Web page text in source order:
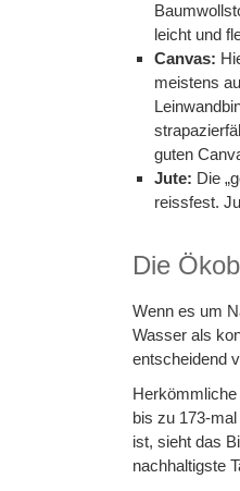
leicht und
Canvas:
meistens
guten
Jute: Die
reissfest.
Die
Wenn es um
Wasser als
entscheidend
bis zu 173-
ist, sieht das
nachhaltigste